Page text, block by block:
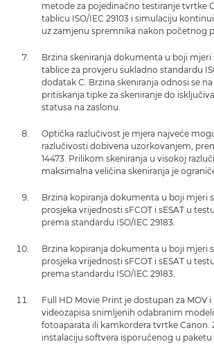
metode za pojedinačno testiranje tvrtke
tablicu ISO/IEC 29103 i simulaciju
uz zamjenu spremnika nakon početnog
Brzina skeniranja dokumenta u boji
tablice za provjeru sukladno standardu
dodatak C. Brzina skeniranja odnosi se
pritiskanja tipke za skeniranje do
statusa na zaslonu.
Optička razlučivost je mjera najveće
razlučivosti dobivena uzorkovanjem,
14473. Prilikom skeniranja u visokoj
maksimalna veličina skeniranja je
Brzina kopiranja dokumenta u boji mjeri
prosjeka vrijednosti sFCOT i sESAT u
prema standardu ISO/IEC 29183.
Brzina kopiranja dokumenta u boji mjeri
prosjeka vrijednosti sFCOT i sESAT u
prema standardu ISO/IEC 29183.
Full HD Movie Print je dostupan za MOV
videozapisa snimljenih odabranim
fotoaparata ili kamkordera tvrtke Canon.
instalaciju softvera isporučenog u